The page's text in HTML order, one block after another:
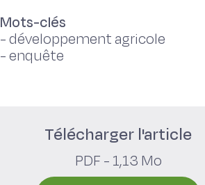
Mots-clés
-développement agricole
-enquête
Télécharger l'article
PDF - 1,13 Mo